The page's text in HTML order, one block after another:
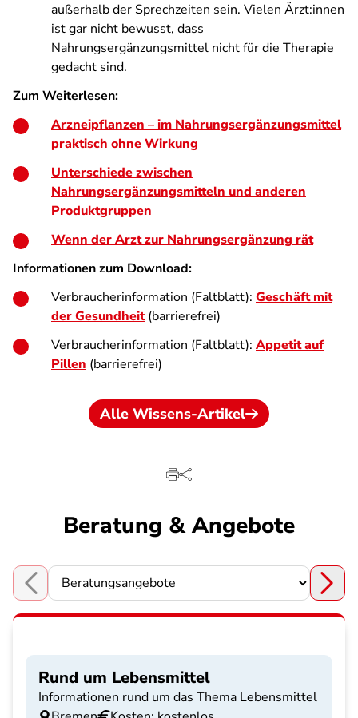
außerhalb der Sprechzeiten sein. Vielen Ärzt:innen
ist gar nicht bewusst, dass
Nahrungsergänzungsmittel nicht für die Therapie
gedacht sind.
Zum Weiterlesen:
Arzneipflanzen – im Nahrungsergänzungsmittel
praktisch ohne Wirkung
Unterschiede zwischen
Nahrungsergänzungsmitteln und anderen
Produktgruppen
Wenn der Arzt zur Nahrungsergänzung rät
Informationen zum Download:
Verbraucherinformation (Faltblatt): Geschäft mit
der Gesundheit(barrierefrei)
Verbraucherinformation (Faltblatt): Appetit auf
Pillen (barrierefrei)
Alle Wissens-Artikel
Beratung & Angebote
Choose a section
Rund um Lebensmittel
Informationen rund um das Thema Lebensmittel